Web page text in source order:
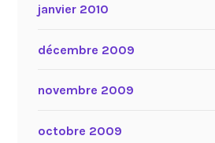
janvier 2010
décembre 2009
novembre 2009
octobre 2009